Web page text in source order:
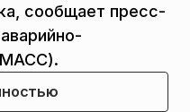
сообщает пресс-